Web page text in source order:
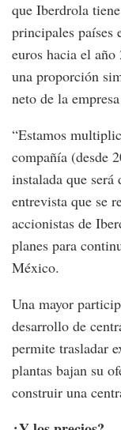
que Iberdrola
principales países
euros hacia el
una proporción
neto de la
“Estamos
compañía (desde
instalada que
entrevista que se
accionistas de
planes para
México.
Una mayor
desarrollo de
permite trasladar
plantas bajan su
construir una